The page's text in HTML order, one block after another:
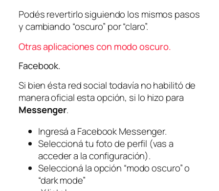
Podés revertirlo siguiendo los mismos pasos
y cambiando “oscuro” por “claro”.
Otras aplicaciones con modo oscuro.
Facebook.
Si bien ésta red social todavía no habilitó de
manera oficial esta opción, si lo hizo para
Messenger.
Ingresá a Facebook Messenger.
Seleccioná tu foto de perfil (vas a
acceder a la configuración).
Seleccioná la opción “modo oscuro” o
“dark mode”